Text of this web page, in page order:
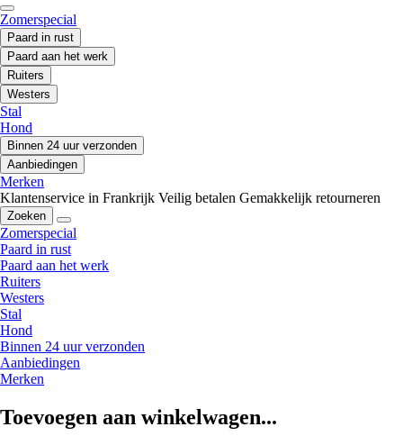
Zomerspecial
Paard in rust
Paard aan het werk
Ruiters
Westers
Stal
Hond
Binnen 24 uur verzonden
Aanbiedingen
Merken
Klantenservice in Frankrijk Veilig betalen Gemakkelijk retourneren
Zoeken
Zomerspecial
Paard in rust
Paard aan het werk
Ruiters
Westers
Stal
Hond
Binnen 24 uur verzonden
Aanbiedingen
Merken
Toevoegen aan winkelwagen...